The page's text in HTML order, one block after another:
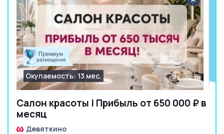
Салон красоты | Прибыль от 650 000 ₽ в
месяц
Окупаемость: 13 мес. 1428
Девяткино